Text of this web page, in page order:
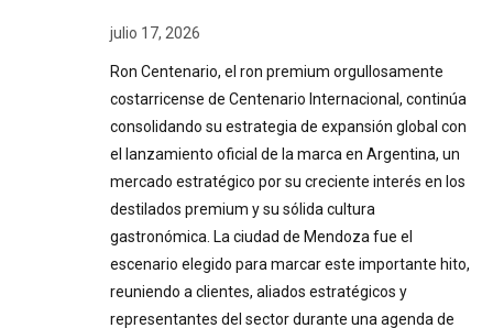
julio 17, 2026
Ron Centenario, el ron premium orgullosamente
costarricense de Centenario Internacional, continúa
consolidando su estrategia de expansión global con
el lanzamiento oficial de la marca en Argentina, un
mercado estratégico por su creciente interés en los
destilados premium y su sólida cultura
gastronómica. La ciudad de Mendoza fue el
escenario elegido para marcar este importante hito,
reuniendo a clientes, aliados estratégicos y
representantes del sector durante una agenda de